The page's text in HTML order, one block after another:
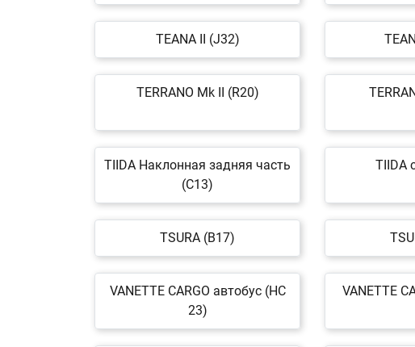
TEANA II (J32)
TERRANO Mk II (R20)
TIIDA Наклонная задняя часть
(C13)
TIIDA
TSURA (B17)
VANETTE CARGO автобус (HC
23)
VANETTE